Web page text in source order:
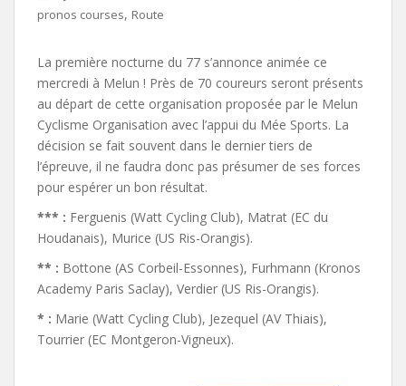
pronos courses, Route
La première nocturne du 77 s’annonce animée ce
mercredi à Melun ! Près de 70 coureurs seront présents
au départ de cette organisation proposée par le Melun
Cyclisme Organisation avec l’appui du Mée Sports. La
décision se fait souvent dans le dernier tiers de
l’épreuve, il ne faudra donc pas présumer de ses forces
pour espérer un bon résultat.
*** : Ferguenis (Watt Cycling Club), Matrat (EC du
Houdanais), Murice (US Ris-Orangis).
** : Bottone (AS Corbeil-Essonnes), Furhmann (Kronos
Academy Paris Saclay), Verdier (US Ris-Orangis).
* : Marie (Watt Cycling Club), Jezequel (AV Thiais),
Tourrier (EC Montgeron-Vigneux).